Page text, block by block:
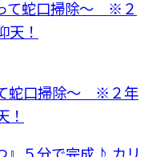
蛇口掃除〜 ※２年
！